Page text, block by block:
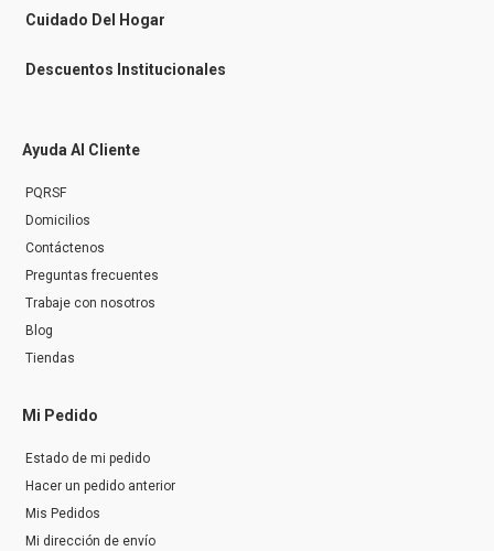
r
Cuidado Del Hogar
Descuentos Institucionales
Ayuda Al Cliente
PQRSF
Domicilios
Contáctenos
Preguntas frecuentes
Trabaje con nosotros
Blog
Tiendas
Mi Pedido
Estado de mi pedido
Hacer un pedido anterior
Mis Pedidos
Mi dirección de envío